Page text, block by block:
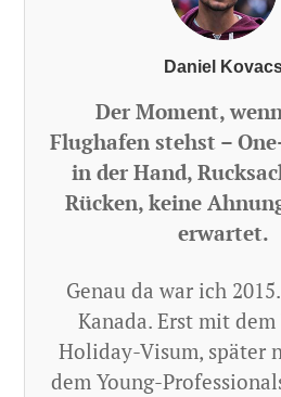
Daniel
Der Moment,
Flughafen stehst –
in der Hand,
Rücken, keine
erwartet.
Genau da war ich
Kanada. Erst mit
Holiday-Visum, später
dem Young-